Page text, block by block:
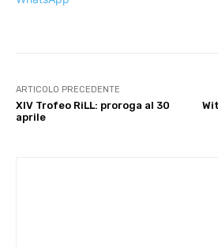
ARTICOLO PRECEDENTE
XIV Trofeo RiLL: proroga al 30
aprile